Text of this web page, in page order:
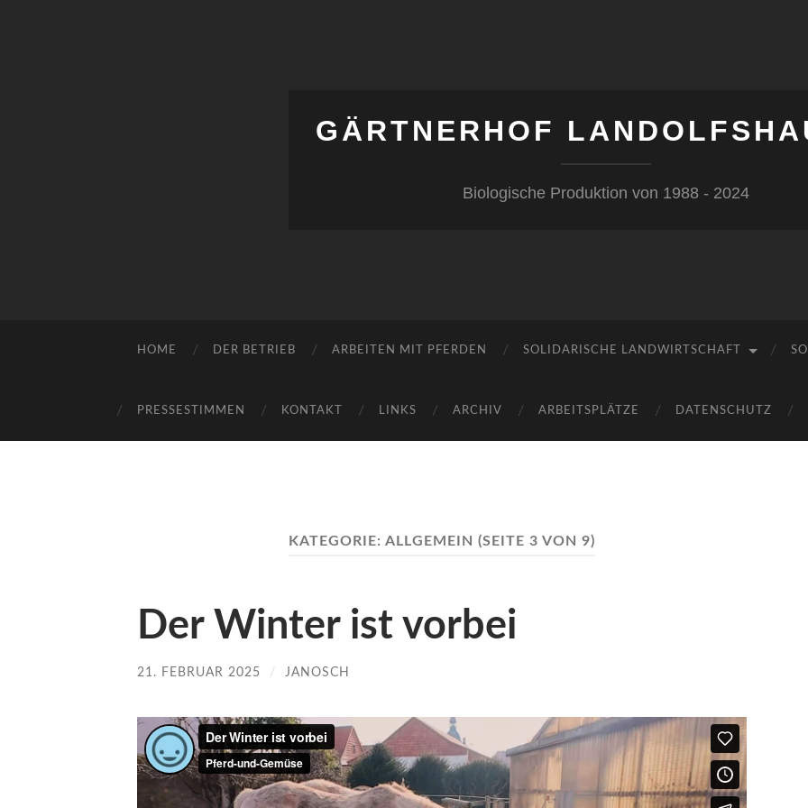
GÄRTNERHOF
Biologische Produktion von 1988 - 2024
HOME DER BETRIEB ARBEITEN MIT PFERDEN SOLIDARISCHE LANDWIRTSCHAFT
PRESSESTIMMEN KONTAKT LINKS ARCHIV ARBEITSPLÄTZE DATENSCHUTZ
KATEGORIE: ALLGEMEIN (SEITE 3 VON 9)
Der Winter ist vorbei
21. FEBRUAR 2025 / JANOSCH